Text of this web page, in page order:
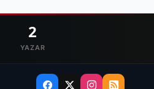
2
YAZAR